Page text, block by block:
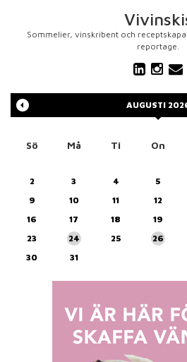
Sommelier, vinskribent och
reportage.
AUGUSTI
Sö Må Ti On
2
3 4 5
9
10 11 12
16
17 18 19
23
24 25 26
30
31